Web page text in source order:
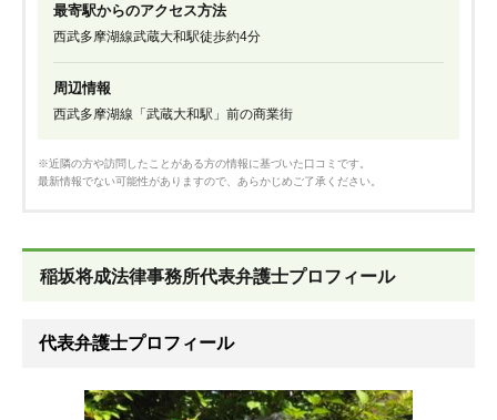
最寄駅からのアクセス方法
西武多摩湖線武蔵大和駅徒歩約4分
周辺情報
西武多摩湖線「武蔵大和駅」前の商業街
※近隣の方や訪問したことがある方の情報に基づいた口コミです。
最新情報でない可能性がありますので、あらかじめご了承ください。
稲坂将成法律事務所代表弁護士プロフィール
代表弁護士プロフィール